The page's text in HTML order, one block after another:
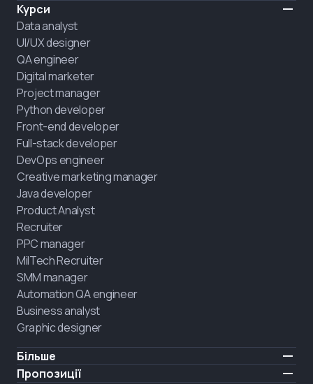
Курси
Data analyst
UI/UX designer
QA engineer
Digital marketer
Project manager
Python developer
Front-end developer
Full-stack developer
DevOps engineer
Creative marketing manager
Java developer
Product Analyst
Recruiter
PPC manager
MilTech Recruiter
SMM manager
Automation QA engineer
Business analyst
Graphic designer
Більше
Ціни
Пропозиції